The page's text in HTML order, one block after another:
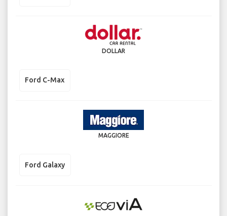
DOLLAR
Ford C-Max
MAGGIORE
Ford Galaxy